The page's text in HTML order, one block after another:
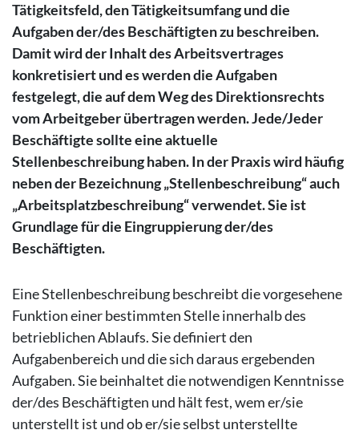
Tätigkeitsfeld, den Tätigkeitsumfang und die
Aufgaben der/des Beschäftigten zu beschreiben.
Damit wird der Inhalt des Arbeitsvertrages
konkretisiert und es werden die Aufgaben
festgelegt, die auf dem Weg des Direktionsrechts
vom Arbeitgeber übertragen werden. Jede/Jeder
Beschäftigte sollte eine aktuelle
Stellenbeschreibung haben. In der Praxis wird häufig
neben der Bezeichnung „Stellenbeschreibung“ auch
„Arbeitsplatzbeschreibung“ verwendet. Sie ist
Grundlage für die Eingruppierung der/des
Beschäftigten.
Eine Stellenbeschreibung beschreibt die vorgesehene
Funktion einer bestimmten Stelle innerhalb des
betrieblichen Ablaufs. Sie definiert den
Aufgabenbereich und die sich daraus ergebenden
Aufgaben. Sie beinhaltet die notwendigen Kenntnisse
der/des Beschäftigten und hält fest, wem er/sie
unterstellt ist und ob er/sie selbst unterstellte